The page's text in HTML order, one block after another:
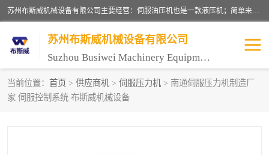
苏州布斯威机械设备有限公司主要经营：伺服油压机也是一款液压机；简单来说，传统的油压机，选用的是普通电机，普通电机容易发热，容易烧坏。伺服油压机采用先进的伺服电机，一般选用汇川 、日本大金、台达等品牌。伺服电机配套伺服泵还有伺服驱动器等部件，这样机器的电机过热，能耗的控制、机器工作的噪音都得到了完美的解决。
苏州布斯威机械设备有限公司
Suzhou Busiwei Machinery Equipment Co., Ltd.
当前位置： 首页 > 供应商机 > 伺服压力机 > 南通伺服压力机制造厂
家 伺服控制系统 布斯威机械设备
单柱油压机-C型油压机